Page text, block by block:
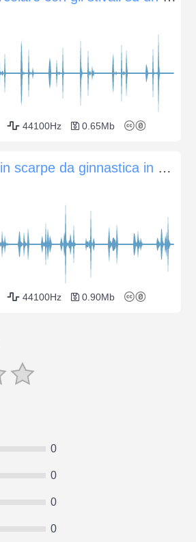
44100Hz 0.65Mb
Camminando in scarpe da ginnastica in cerchio su un sentiero granuloso
44100Hz 0.90Mb
0
0
0
0